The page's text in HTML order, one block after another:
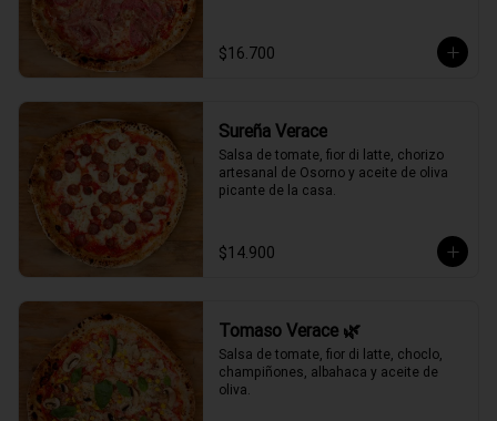
$16.700
Sureña Verace
Salsa de tomate, fior di latte, chorizo
artesanal de Osorno y aceite de oliva
picante de la casa.
$14.900
Tomaso Verace 🌿
Salsa de tomate, fior di latte, choclo,
champiñones, albahaca y aceite de
oliva.